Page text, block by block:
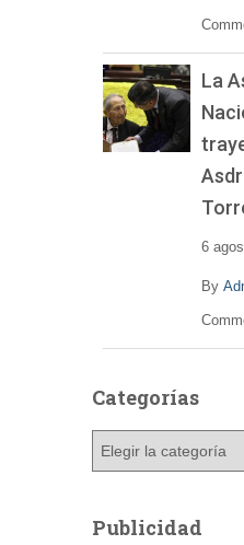
La
6
By
Categorías
g
Publicidad